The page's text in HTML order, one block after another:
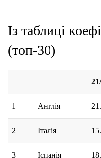
Із таблиці
(топ-30)
1 Англія
2 Італія
3 Іспанія